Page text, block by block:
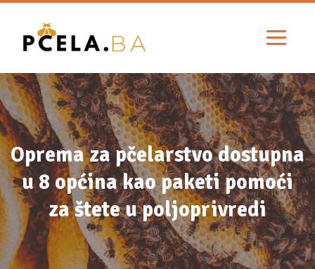
Oprema za pčelarstvo dostupna
u 8 općina kao paketi pomoći
za štete u poljoprivredi